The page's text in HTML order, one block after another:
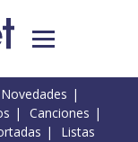
Novedades
Canciones
Listas